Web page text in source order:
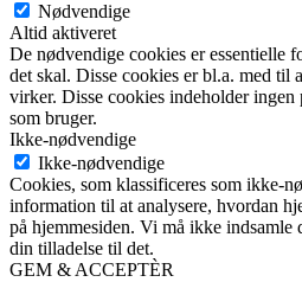
Nødvendige
Altid aktiveret
De nødvendige cookies er essentielle
det skal. Disse cookies er bl.a. med til
virker. Disse cookies indeholder
som bruger.
Ikke-nødvendige
Ikke-nødvendige
Cookies, som klassificeres som ikke-
information til at analysere, hvordan
på hjemmesiden. Vi må ikke
din tilladelse til det.
GEM & ACCEPTÈR